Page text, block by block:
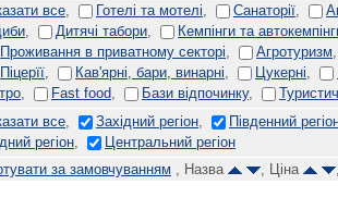
все Готелі та мотелі Санаторії
Дитячі табори
Кемпінги та
Проживання в приватному секторі
Агротуризм
Піцерїї
Кав'ярні, бари, винарні Цукерні
Fast food Бази відпочинку,
все Західний регіон
Південний
регіон
Центральний регіон
за замовчуванням , Назва , Ціна